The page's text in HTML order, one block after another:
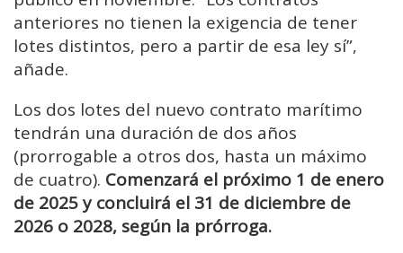
anteriores no tienen la exigencia de tener
lotes distintos, pero a partir de esa ley sí”,
añade.
Los dos lotes del nuevo contrato marítimo
tendrán una duración de dos años
(prorrogable a otros dos, hasta un máximo
de cuatro). Comenzará el próximo 1 de enero
de 2025 y concluirá el 31 de diciembre de
2026 o 2028, según la prórroga.